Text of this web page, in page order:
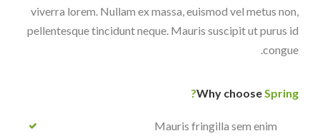
viverra lorem. Nullam ex massa, euismod vel metus non,
pellentesque tincidunt neque. Mauris suscipit ut purus id
congue.
Why chooseSpring?
Mauris fringilla sem enim